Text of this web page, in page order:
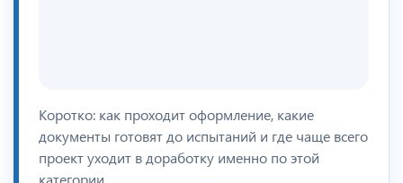
Коротко: как проходит оформление, какие
документы готовят до испытаний и где чаще всего
проект уходит в доработку именно по этой